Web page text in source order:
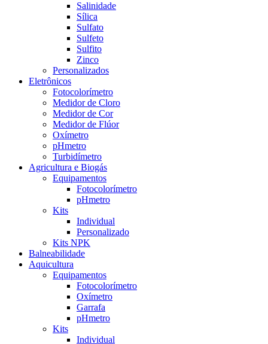
Salinidade
Sílica
Sulfato
Sulfeto
Sulfito
Zinco
Personalizados
Eletrônicos
Fotocolorímetro
Medidor de Cloro
Medidor de Cor
Medidor de Flúor
Oxímetro
pHmetro
Turbidímetro
Agricultura e Biogás
Equipamentos
Fotocolorímetro
pHmetro
Kits
Individual
Personalizado
Kits NPK
Balneabilidade
Aquicultura
Equipamentos
Fotocolorímetro
Oxímetro
Garrafa
pHmetro
Kits
Individual